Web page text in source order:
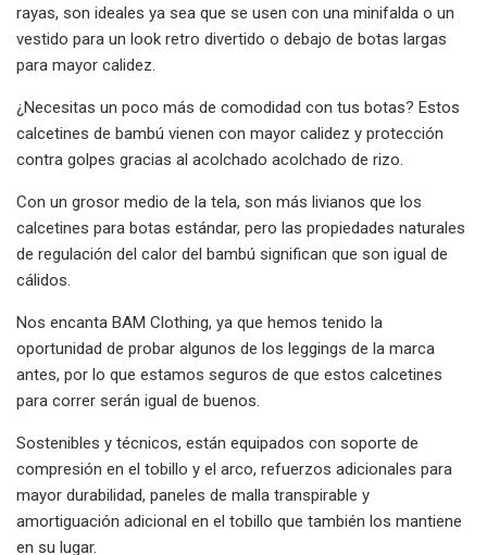
rayas, son ideales ya sea que se usen con una minifalda o un
vestido para un look retro divertido o debajo de botas largas
para mayor calidez.
¿Necesitas un poco más de comodidad con tus botas? Estos
calcetines de bambú vienen con mayor calidez y protección
contra golpes gracias al acolchado acolchado de rizo.
Con un grosor medio de la tela, son más livianos que los
calcetines para botas estándar, pero las propiedades naturales
de regulación del calor del bambú significan que son igual de
cálidos.
Nos encanta BAM Clothing, ya que hemos tenido la
oportunidad de probar algunos de los leggings de la marca
antes, por lo que estamos seguros de que estos calcetines
para correr serán igual de buenos.
Sostenibles y técnicos, están equipados con soporte de
compresión en el tobillo y el arco, refuerzos adicionales para
mayor durabilidad, paneles de malla transpirable y
amortiguación adicional en el tobillo que también los mantiene
en su lugar.